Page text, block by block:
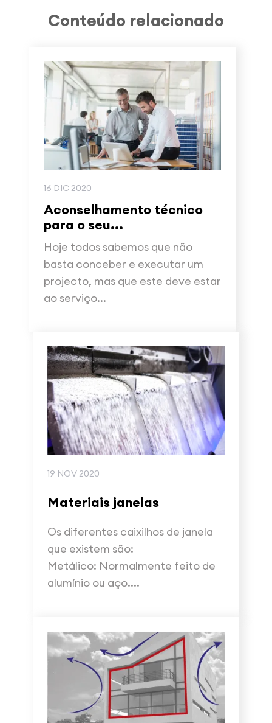
Conteúdo relacionado
16 DIC 2020
Aconselhamento técnico
para o seu...
Hoje todos sabemos que não
basta conceber e executar um
projecto, mas que este deve estar
ao serviço...
19 NOV 2020
Materiais janelas
Os diferentes caixilhos de janela
que existem são:
Metálico: Normalmente feito de
alumínio ou aço....